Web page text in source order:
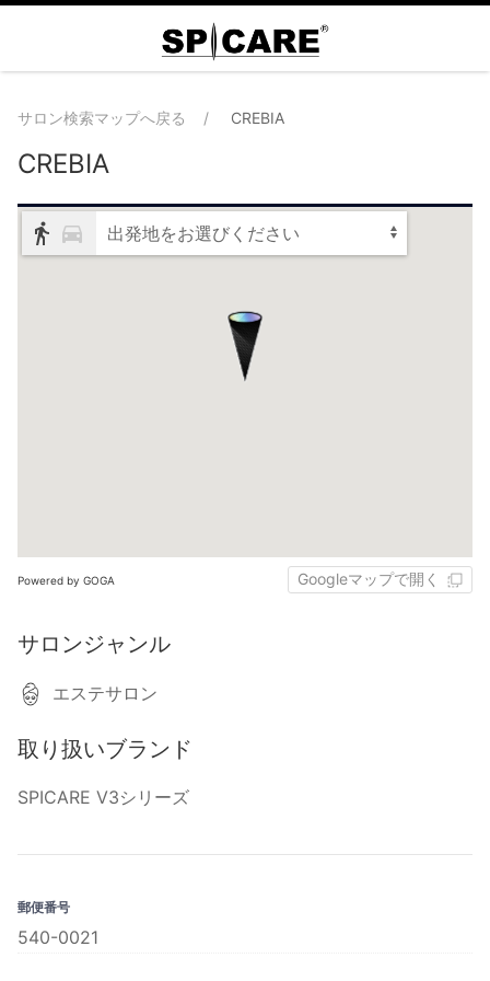
サロン検索マップへ戻る CREBIA
CREBIA
出発地をお選びください
Powered by GOGA Googleマップで開く
サロンジャンル
エステサロン
取り扱いブランド
SPICARE V3シリーズ
郵便番号
540-0021